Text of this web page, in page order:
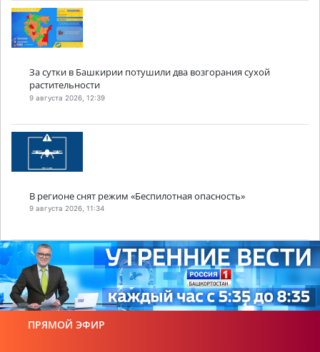
За сутки в Башкирии потушили два возгорания сухой
растительности
9 августа 2026, 12:39
В регионе снят режим «Беспилотная опасность»
9 августа 2026, 11:34
ПРЯМОЙ ЭФИР